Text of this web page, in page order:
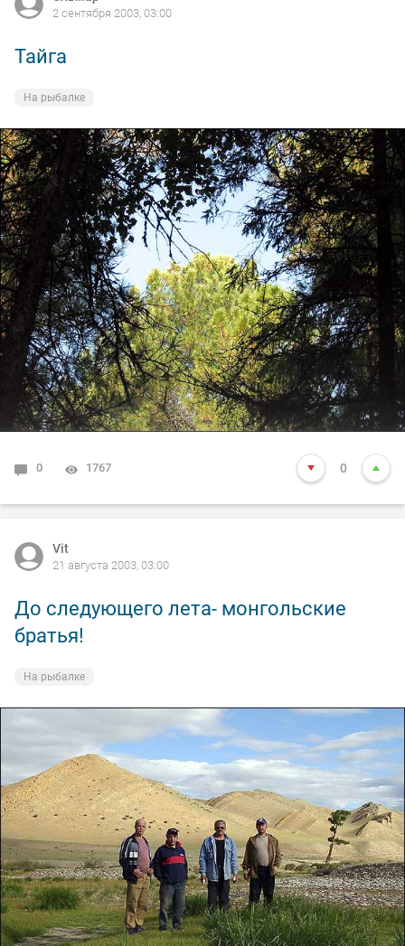
2 сентября 2003, 03:00
Тайга
На рыбалке
0 1767 0
Vit
21 августа 2003, 03:00
До следующего лета- монгольские
братья!
На рыбалке